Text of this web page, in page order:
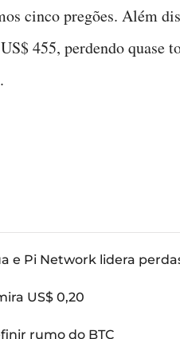
cinco pregões. Além
455, perdendo quase
e Pi Network lidera
US$ 0,20
rumo do BTC